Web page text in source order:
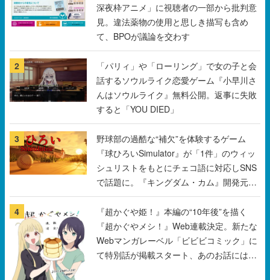
深夜枠アニメ」に視聴者の一部から批判意
見。違法薬物の使用と思しき描写も含め
て、BPOが議論を交わす
2
「パリィ」や「ローリング」で女の子と会
話するソウルライク恋愛ゲーム『小早川さ
んはソウルライク』無料公開。返事に失敗
すると「YOU DIED」
3
野球部の過酷な“補欠”を体験するゲーム
『球ひろいSimulator』が「1件」のウィッ
シュリストをもとにチェコ語に対応しSNS
で話題に。『キングダム・カム』開発元や
チェコのプロ野球選手から称賛の声
4
『超かぐや姫！』本編の“10年後”を描く
『超かぐやメシ！』Web連載決定。新たな
Webマンガレーベル「ビビビコミック」に
て特別話が掲載スタート、あのお話には…